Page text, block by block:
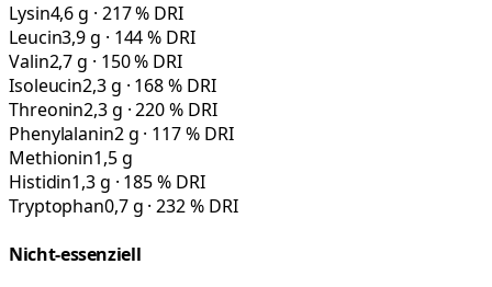
Lysin4,6 g · 217 % DRI
Leucin3,9 g · 144 % DRI
Valin2,7 g · 150 % DRI
Isoleucin2,3 g · 168 % DRI
Threonin2,3 g · 220 % DRI
Phenylalanin2 g · 117 % DRI
Methionin1,5 g
Histidin1,3 g · 185 % DRI
Tryptophan0,7 g · 232 % DRI
Nicht-essenziell